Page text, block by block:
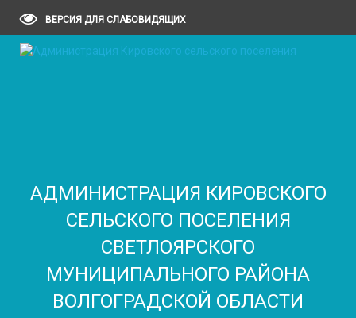
ВЕРСИЯ ДЛЯ СЛАБОВИДЯЩИХ
АДМИНИСТРАЦИЯ КИРОВСКОГО
СЕЛЬСКОГО ПОСЕЛЕНИЯ
CВЕТЛОЯРСКОГО
МУНИЦИПАЛЬНОГО РАЙОНА
ВОЛГОГРАДСКОЙ ОБЛАСТИ